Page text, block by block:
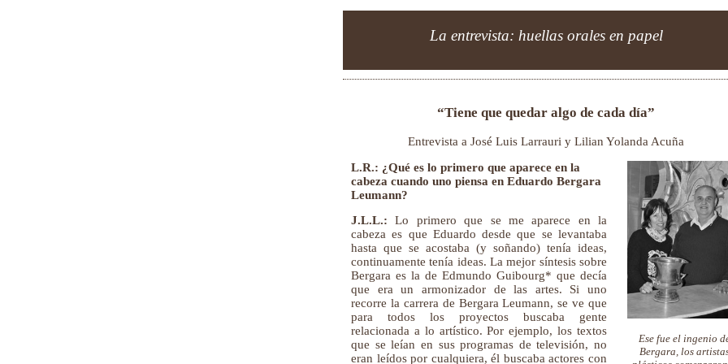
La entrevista: huellas orales en papel
“Tiene que quedar algo de cada día”
Entrevista a José Luis Larrauri y Lilian Yolanda Acuña
Ese fue el ingenio
Bergara, los
L.R.: ¿Qué es lo primero que aparece en la
cabeza cuando uno piensa en Eduardo Bergara
Leumann?
J.L.L.: Lo primero que se me aparece en la
cabeza es que Eduardo desde que se levantaba
hasta que se acostaba (y soñando) tenía ideas,
continuamente tenía ideas. La mejor síntesis sobre
Bergara es la de Edmundo Guibourg* que decía
que era un armonizador de las artes. Si uno
recorre la carrera de Bergara Leumann, se ve que
para todos los proyectos buscaba gente
relacionada a lo artístico. Por ejemplo, los textos
que se leían en sus programas de televisión, no
eran leídos por cualquiera, él buscaba actores con